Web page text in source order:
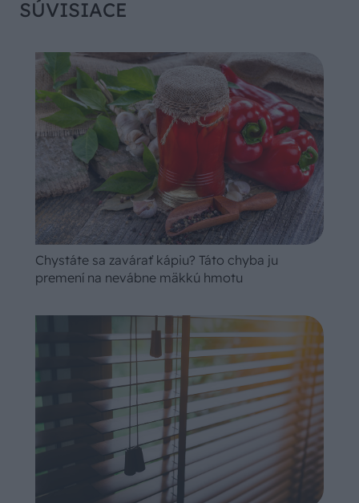
SÚVISIACE
Chystáte sa zavárať kápiu? Táto chyba ju
premení na nevábne mäkkú hmotu